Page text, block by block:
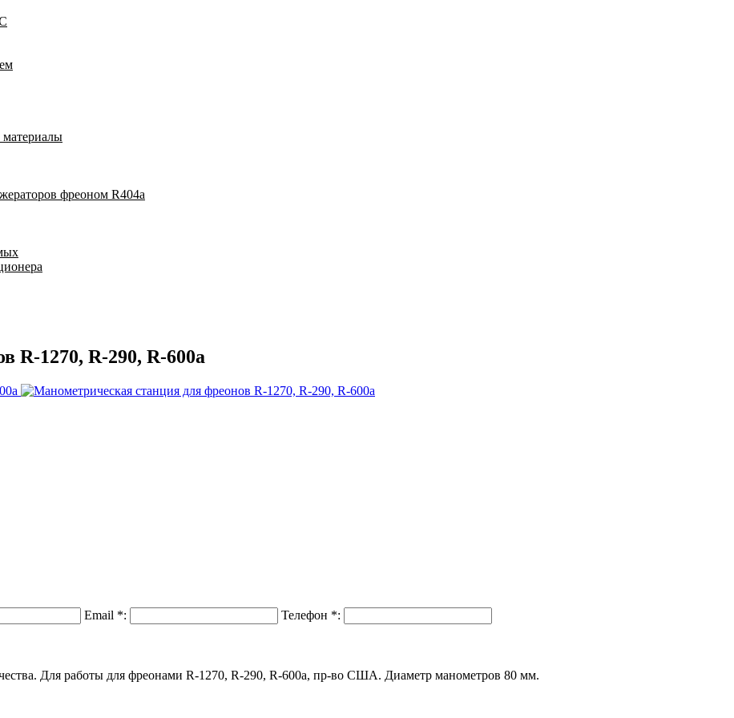
фреоном R404a
R-1270, R-290, R-600a
Email *: Телефон *:
Для работы для фреонами R-1270, R-290, R-600a, пр-во США. Диаметр манометров 80 мм.